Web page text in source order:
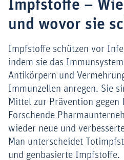
Digitalisierung & KI
Verband & Mitglieder
Medien
Impfstoffe –
und wovor sie
Impfstoffe schützen vor
indem sie das
Antikörpern und
Immunzellen anregen. Sie
Mittel zur Prävention gegen
Forschende
wieder neue und
Man unterscheidet
und genbasierte Impfstoffe.